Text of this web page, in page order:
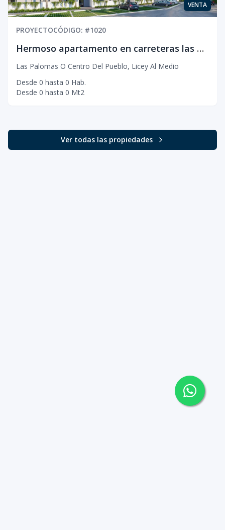
VENTA
PROYECTOCÓDIGO: #1020
Hermoso apartamento en carreteras las Palomas, Licey, Santiago de los Caballeros
Las Palomas O Centro Del Pueblo, Licey Al Medio
Desde 0 hasta 0 Hab.
Desde 0 hasta 0 Mt2
Ver todas las propiedades